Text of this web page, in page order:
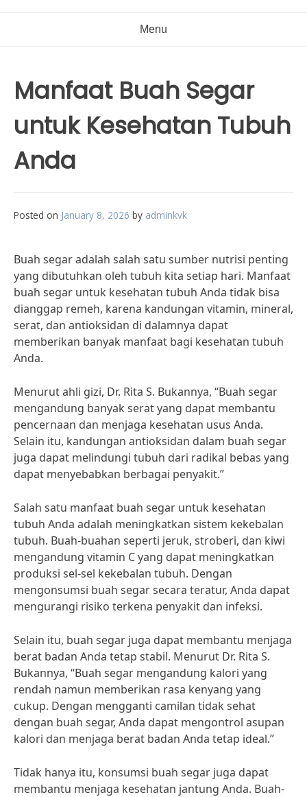
Menu
Manfaat Buah Segar
untuk Kesehatan Tubuh
Anda
Posted on January 8, 2026 by adminkvk
Buah segar adalah salah satu sumber nutrisi penting
yang dibutuhkan oleh tubuh kita setiap hari. Manfaat
buah segar untuk kesehatan tubuh Anda tidak bisa
dianggap remeh, karena kandungan vitamin, mineral,
serat, dan antioksidan di dalamnya dapat
memberikan banyak manfaat bagi kesehatan tubuh
Anda.
Menurut ahli gizi, Dr. Rita S. Bukannya, “Buah segar
mengandung banyak serat yang dapat membantu
pencernaan dan menjaga kesehatan usus Anda.
Selain itu, kandungan antioksidan dalam buah segar
juga dapat melindungi tubuh dari radikal bebas yang
dapat menyebabkan berbagai penyakit.”
Salah satu manfaat buah segar untuk kesehatan
tubuh Anda adalah meningkatkan sistem kekebalan
tubuh. Buah-buahan seperti jeruk, stroberi, dan kiwi
mengandung vitamin C yang dapat meningkatkan
produksi sel-sel kekebalan tubuh. Dengan
mengonsumsi buah segar secara teratur, Anda dapat
mengurangi risiko terkena penyakit dan infeksi.
Selain itu, buah segar juga dapat membantu menjaga
berat badan Anda tetap stabil. Menurut Dr. Rita S.
Bukannya, “Buah segar mengandung kalori yang
rendah namun memberikan rasa kenyang yang
cukup. Dengan mengganti camilan tidak sehat
dengan buah segar, Anda dapat mengontrol asupan
kalori dan menjaga berat badan Anda tetap ideal.”
Tidak hanya itu, konsumsi buah segar juga dapat
membantu menjaga kesehatan jantung Anda. Buah-